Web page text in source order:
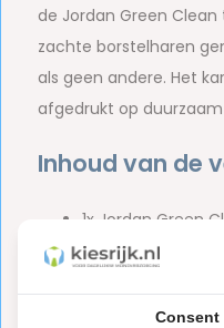
de Jordan Green
zachte borstelharen
als geen andere. Het
afgedrukt op
Inhoud van de
1x Jordan Green
In een duurzame
Consent